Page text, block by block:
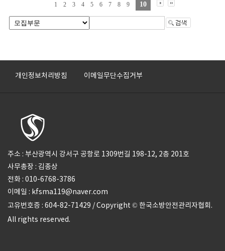
1 2 3 4 5 6 7 8 9 10
개인정보처리방침 이메일무단수집거부
주소 : 부산광역시 강서구 공항로 1309번길 198-12, 2층 201호
사무총장 : 김종상
전화 : 010-6768-3786
이메일 : kfsma119@naver.com
고유번호증 : 604-82-71429 / Copyright © 한국소방안전관리자협회.
All rights reserved.